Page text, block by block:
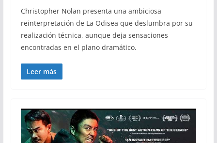
Christopher Nolan presenta una ambiciosa
reinterpretación de La Odisea que deslumbra por su
realización técnica, aunque deja sensaciones
encontradas en el plano dramático.
Leer más